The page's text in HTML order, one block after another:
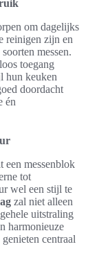
om dagelijks
reinigen zijn en
messen.
toegang
hun keuken
doordacht
én
een messenblok
tot
wel een stijl te
zal niet alleen
uitstraling
harmonieuze
centraal